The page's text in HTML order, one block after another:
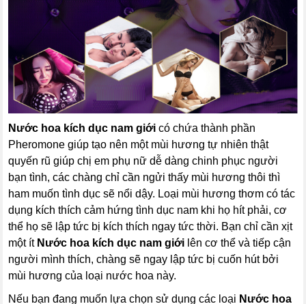
Nước hoa kích dục nam giới có chứa thành phần
Pheromone giúp tạo nên một mùi hương tự nhiên thật
quyến rũ giúp chị em phụ nữ dễ dàng chinh phục người
bạn tình, các chàng chỉ cần ngửi thấy mùi hương thôi thì
ham muốn tình dục sẽ nổi dậy. Loại mùi hương thơm có tác
dụng kích thích cảm hứng tình dục nam khi họ hít phải, cơ
thể họ sẽ lập tức bị kích thích ngay tức thời. Bạn chỉ cần xịt
một ít Nước hoa kích dục nam giới lên cơ thể và tiếp cận
người mình thích, chàng sẽ ngay lập tức bị cuốn hút bởi
mùi hương của loại nước hoa này.
Nếu bạn đang muốn lựa chọn sử dụng các loại Nước hoa